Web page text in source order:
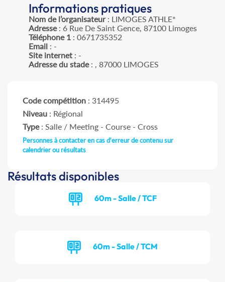
Informations pratiques
Nom de l’organisateur: LIMOGES ATHLE*
Adresse: 6 Rue De Saint Gence, 87100 Limoges
Téléphone 1: 0671735352
Email: -
Site internet: -
Adresse du stade: , 87000 LIMOGES
Code compétition : 314495
Niveau : Régional
Type: Salle / Meeting - Course - Cross
Personnes à contacter en cas d'erreur de contenu sur
calendrier ou résultats
Résultats disponibles
60m - Salle / TCF
60m - Salle / TCM